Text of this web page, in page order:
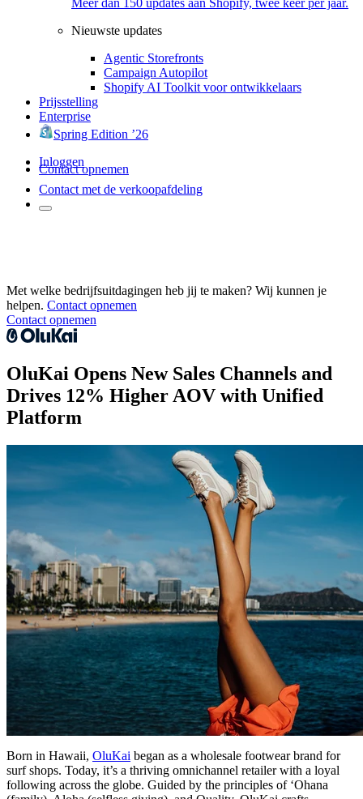
Meer dan 150 updates aan Shopify, twee keer per jaar.
Nieuwste updates
Agentic Storefronts
Campaign Autopilot
Shopify AI Toolkit voor ontwikkelaars
Prijsstelling
Enterprise
Spring Edition ’26
Inloggen
Contact opnemen
Contact met de verkoopafdeling
Met welke bedrijfsuitdagingen heb jij te maken? Wij kunnen je
helpen. Contact opnemen
Contact opnemen
OluKai Opens New Sales Channels and
Drives 12% Higher AOV with Unified
Platform
Born in Hawaii, OluKai began as a wholesale footwear brand for
surf shops. Today, it’s a thriving omnichannel retailer with a loyal
following across the globe. Guided by the principles of ‘Ohana